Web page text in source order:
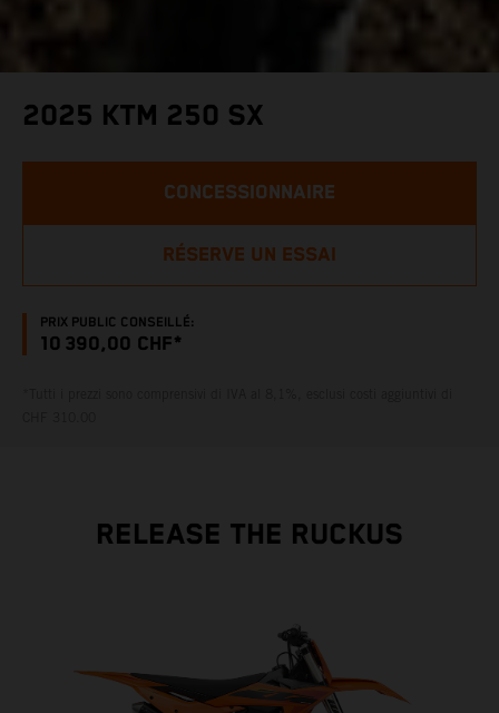
2025 KTM 250 SX
PRIX PUBLIC CONSEILLÉ:
10 390,00 CHF*
CONCESSIONNAIRE
RÉSERVE UN ESSAI
RELEASE THE RUCKUS